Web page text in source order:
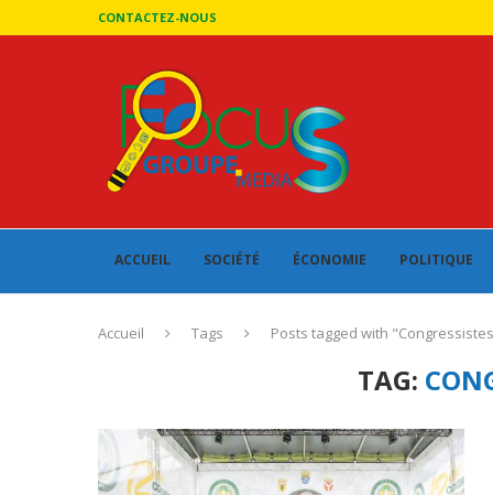
CONTACTEZ-NOUS
ACCUEIL SOCIÉTÉ ÉCONOMIE POLITIQUE
Accueil Tags Posts tagged with
TAG: